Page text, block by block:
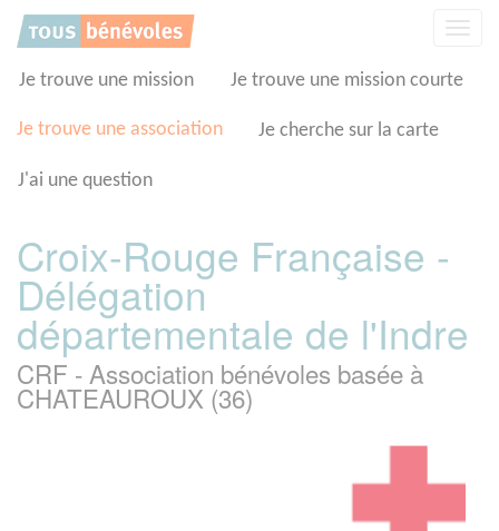
Je trouve une mission Je trouve une mission courte
Je trouve une association Je cherche sur la carte
J'ai une question
Croix-Rouge Française -
Délégation
départementale de l'Indre
CRF - Association bénévoles basée à
CHATEAUROUX (36)
Panneau de gestion des cookies